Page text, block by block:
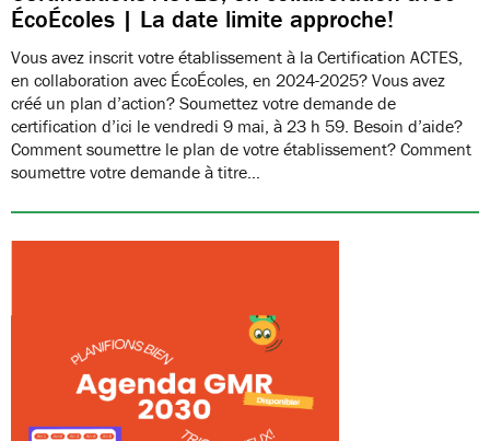
ÉcoÉcoles | La date limite approche!
Vous avez inscrit votre établissement à la Certification ACTES,
en collaboration avec ÉcoÉcoles, en 2024-2025? Vous avez
créé un plan d’action? Soumettez votre demande de
certification d’ici le vendredi 9 mai, à 23 h 59. Besoin d’aide?
Comment soumettre le plan de votre établissement? Comment
soumettre votre demande à titre…